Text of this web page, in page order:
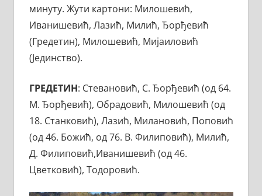
минуту. Жути картони: Милошевић,
Иванишевић, Лазић, Милић, Ђорђевић
(Гредетин), Милошевић, Мијаиловић
(Јединство).
ГРЕДЕТИН: Стевановић, С. Ђорђевић (од 64.
М. Ђорђевић), Обрадовић, Милошевић (од
18. Станковић), Лазић, Милановић, Поповић
(од 46. Божић, од 76. В. Филиповић), Милић,
Д. Филиповић,Иванишевић (од 46.
Цветковић), Тодоровић.